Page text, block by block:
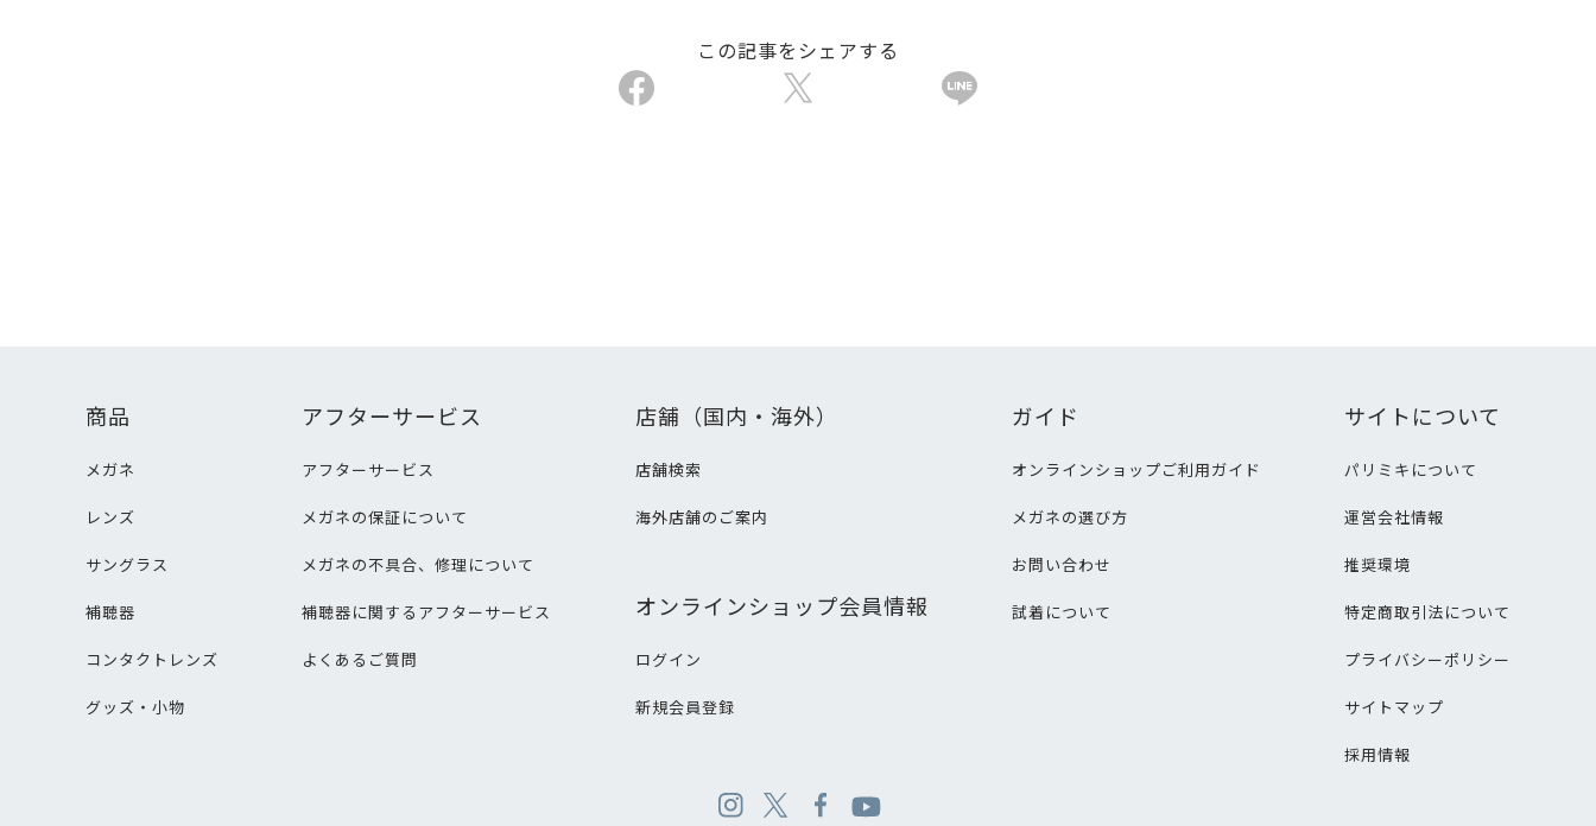
この記事をシェアする
商品
メガネ
レンズ
サングラス
補聴器
コンタクトレンズ
グッズ・小物
アフターサービス
アフターサービス
メガネの保証について
メガネの不具合、修理について
補聴器に関するアフターサービス
よくあるご質問
店舗（国内・海外）
店舗検索
海外店舗のご案内
オンラインショップ会員情報
ログイン
新規会員登録
ガイド
オンラインショップご利用ガイド
メガネの選び方
お問い合わせ
試着について
サイトについて
パリミキについて
運営会社情報
推奨環境
特定商取引法について
プライバシーポリシー
サイトマップ
採用情報